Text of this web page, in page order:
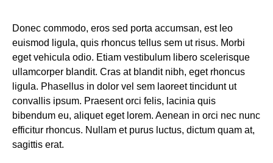
Donec commodo, eros sed porta accumsan, est leo
euismod ligula, quis rhoncus tellus sem ut risus. Morbi
eget vehicula odio. Etiam vestibulum libero scelerisque
ullamcorper blandit. Cras at blandit nibh, eget rhoncus
ligula. Phasellus in dolor vel sem laoreet tincidunt ut
convallis ipsum. Praesent orci felis, lacinia quis
bibendum eu, aliquet eget lorem. Aenean in orci nec nunc
efficitur rhoncus. Nullam et purus luctus, dictum quam at,
sagittis erat.